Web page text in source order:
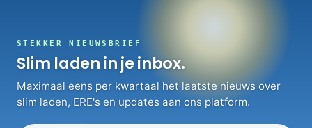
STEKKER NIEUWSBRIEF
Slim laden in je inbox.
Maximaal eens per kwartaal het laatste nieuws over
slim laden, ERE's en updates aan ons platform.